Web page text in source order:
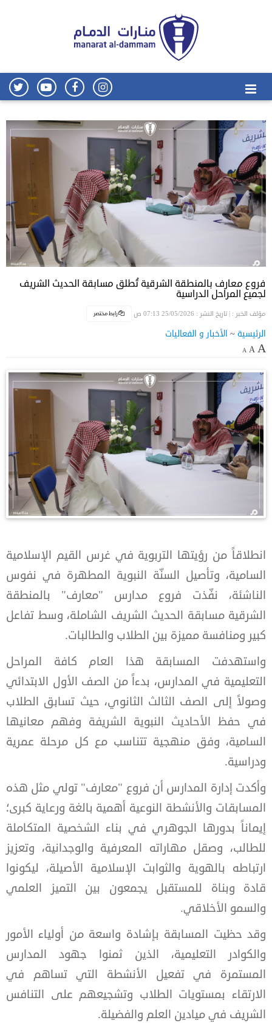
فروع معارف بالمنطقة الشرقية تُطلق مسابقة الحديث الشريف
لجميع المراحل الدراسية
مؤلف الخبر : | تاريخ النشر : 25/05/2026 07:13 ص رابط مختصر
الرئيسية ~ الأخبار و الفعاليات
A A A
انطلاقاً من رؤيتها التربوية في غرس القيم الإسلامية
السامية، وتأصيل السنّة النبوية المطهرة في نفوس
الناشئة، نفّذت فروع مدارس "معارف" بالمنطقة
الشرقية مسابقة الحديث الشريف الشاملة، وسط تفاعل
كبير ومنافسة مميزة بين الطلاب والطالبات.
واستهدفت المسابقة هذا العام كافة المراحل
التعليمية في المدارس، بدءاً من الصف الأول الابتدائي
وصولاً إلى الصف الثالث الثانوي، حيث تسابق الطلاب
في حفظ الأحاديث النبوية الشريفة وفهم معانيها
السامية، وفق منهجية تتناسب مع كل مرحلة عمرية
ودراسية.
وأكدت إدارة المدارس أن فروع "معارف" تولي مثل هذه
المسابقات والأنشطة النوعية أهمية بالغة ورعاية كبرى؛
إيماناً بدورها الجوهري في بناء الشخصية المتكاملة
للطالب، وصقل مهاراته المعرفية والوجدانية، وتعزيز
ارتباطه بالهوية والثوابت الإسلامية الأصيلة، ليكونوا
قادة وبناة للمستقبل يجمعون بين التميز العلمي
والسمو الأخلاقي.
وقد حظيت المسابقة بإشادة واسعة من أولياء الأمور
والكوادر التعليمية، الذين ثمنوا جهود المدارس
المستمرة في تفعيل الأنشطة التي تساهم في
الارتقاء بمستويات الطلاب وتشجيعهم على التنافس
الشريف في ميادين العلم والفضيلة.